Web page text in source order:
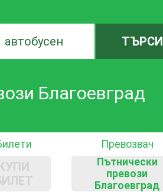
автобусен ТЪРСИ
Благоевград
Превозвач
Пътнически
превози
Благоевград